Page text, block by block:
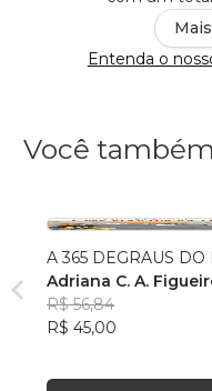
Entenda o
Você
A 365 DEGRAUS DO
Adriana C. A.
R$ 56,84
R$ 45,00